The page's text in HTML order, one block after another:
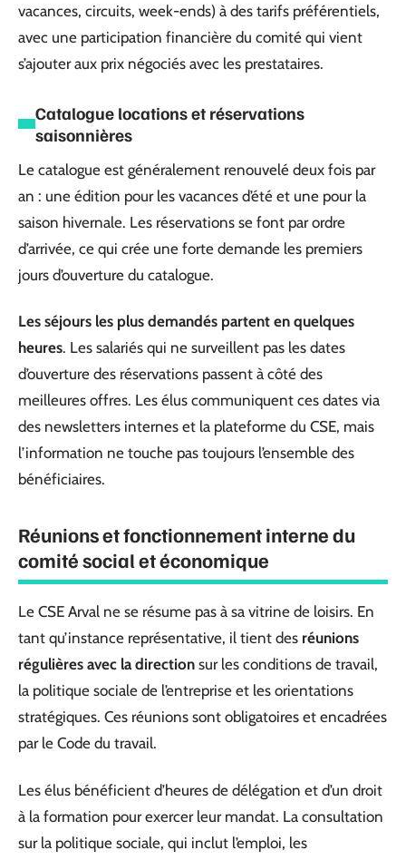
vacances, circuits, week-ends) à des tarifs préférentiels,
avec une participation financière du comité qui vient
s’ajouter aux prix négociés avec les prestataires.
Catalogue locations et réservations
saisonnières
Le catalogue est généralement renouvelé deux fois par
an : une édition pour les vacances d’été et une pour la
saison hivernale. Les réservations se font par ordre
d’arrivée, ce qui crée une forte demande les premiers
jours d’ouverture du catalogue.
Les séjours les plus demandés partent en quelques
heures. Les salariés qui ne surveillent pas les dates
d’ouverture des réservations passent à côté des
meilleures offres. Les élus communiquent ces dates via
des newsletters internes et la plateforme du CSE, mais
l’information ne touche pas toujours l’ensemble des
bénéficiaires.
Réunions et fonctionnement interne du
comité social et économique
Le CSE Arval ne se résume pas à sa vitrine de loisirs. En
tant qu’instance représentative, il tient des réunions
régulières avec la direction sur les conditions de travail,
la politique sociale de l’entreprise et les orientations
stratégiques. Ces réunions sont obligatoires et encadrées
par le Code du travail.
Les élus bénéficient d’heures de délégation et d’un droit
à la formation pour exercer leur mandat. La consultation
sur la politique sociale, qui inclut l’emploi, les